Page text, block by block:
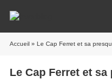
Accueil » Le Cap Ferret et sa
Le Cap Ferret et